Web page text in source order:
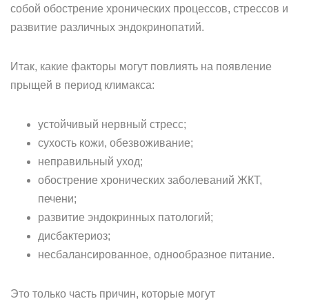
собой обострение хронических процессов, стрессов и
развитие различных эндокринопатий.
Итак, какие факторы могут повлиять на появление
прыщей в период климакса:
устойчивый нервный стресс;
сухость кожи, обезвоживание;
неправильный уход;
обострение хронических заболеваний ЖКТ,
печени;
развитие эндокринных патологий;
дисбактериоз;
несбалансированное, однообразное питание.
Это только часть причин, которые могут